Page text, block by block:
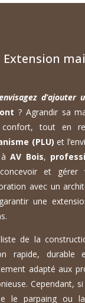
Extension
? Agrandir sa
tout en
(PLU) et
àAV Bois,
et gérer
avec un
une
de la
rapide, durable
adapté aux
Cependant,
le parpaing ou